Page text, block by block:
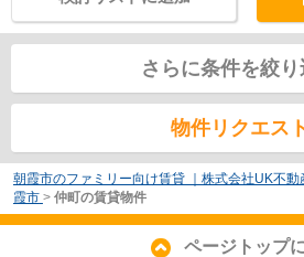
さらに条件を絞
物件リクエス
朝霞市のファミリー向け賃貸 ｜株式会社UK不動
霞市 > 仲町の賃貸物件
ページトップ